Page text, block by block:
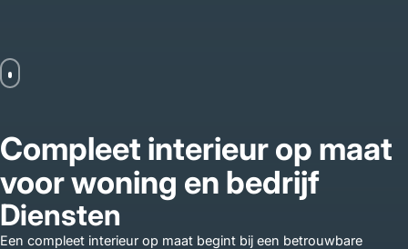
Compleet interieur op maat
voor woning en bedrijf
Diensten
Een compleet interieur op maat begint bij een betrouwbare